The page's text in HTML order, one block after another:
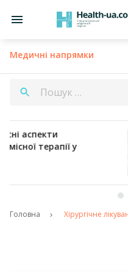
Медичні напрямки
Consilium.
профілактика
регуляція
Головна Хірургічне